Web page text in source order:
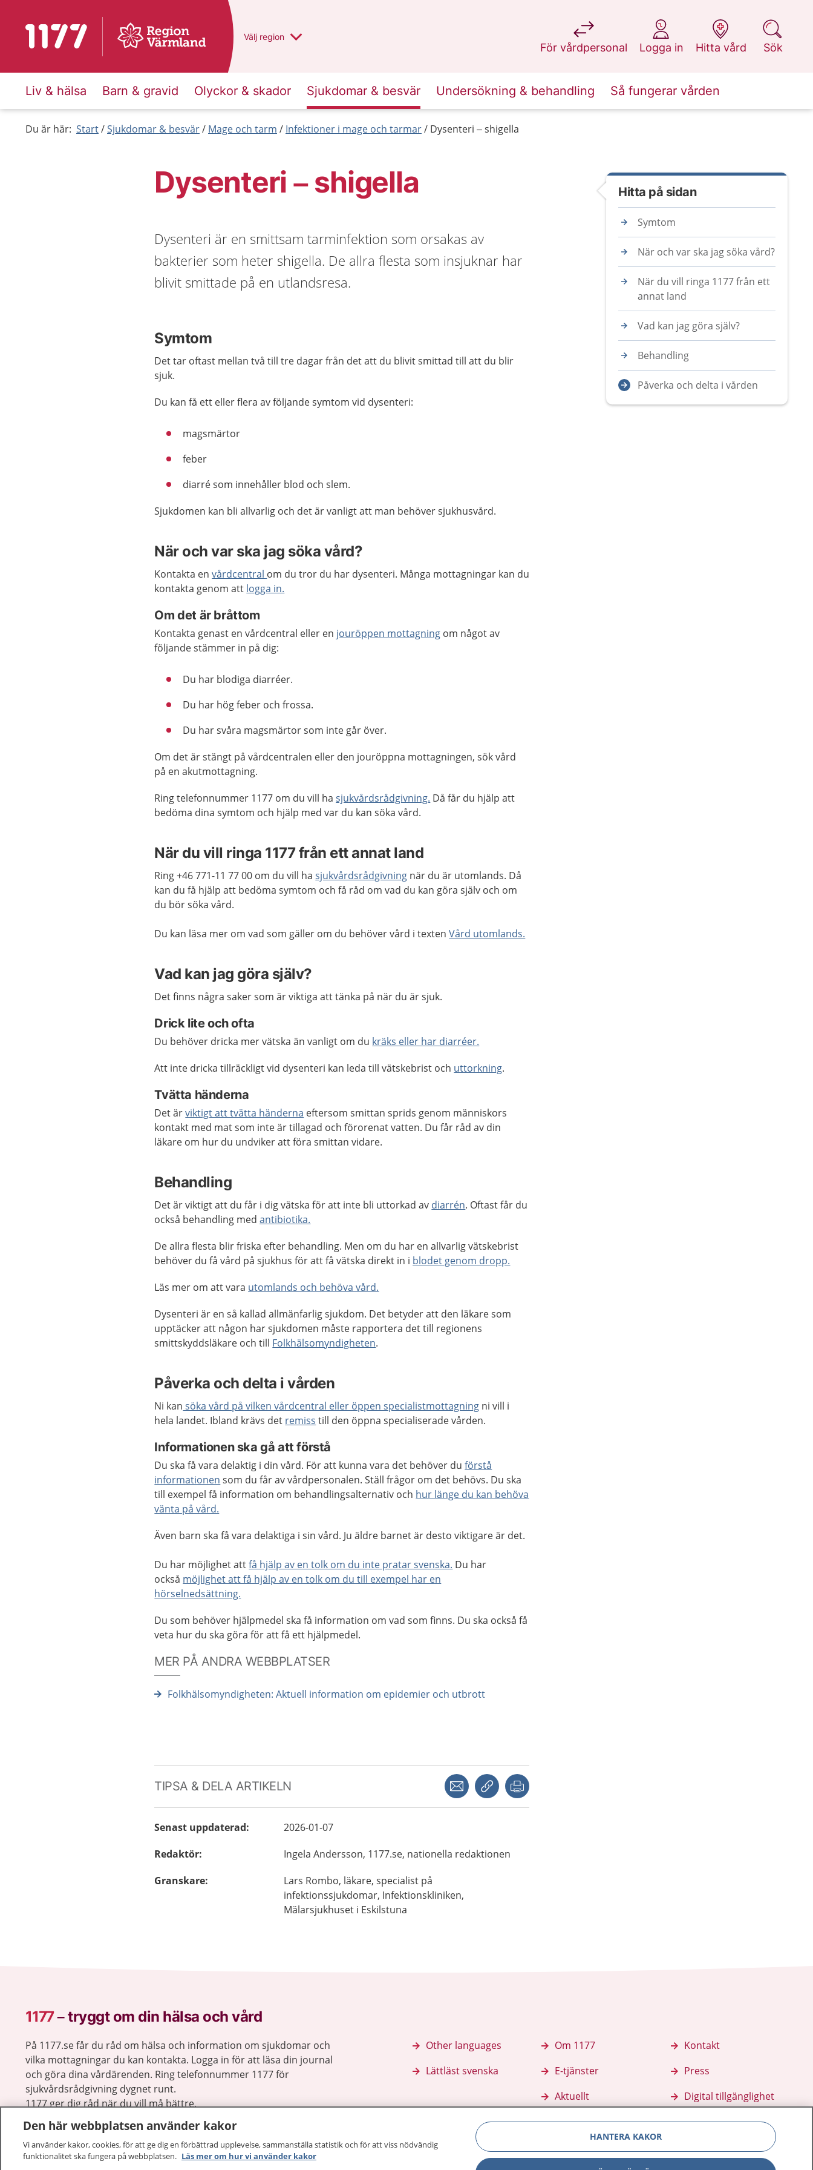
Till startsidan för 1177 Du har valt region
Välj en annan
region
För vårdpersonal
på 1177.se
Logga in
på 1177.se
Hitta vård
på 1177.se
Sök
på 1177.se
Liv & hälsa Barn & gravid Olyckor & skador Sjukdomar & besvär Undersökning & behandling Så fungerar vården
Du är här: Start Sjukdomar & besvär Mage och tarm Infektioner i mage och tarmar Dysenteri – shigella
Dysenteri – shigella
Dysenteri är en smittsam tarminfektion som orsakas av
bakterier som heter shigella. De allra flesta som insjuknar har
blivit smittade på en utlandsresa.
Symtom
Det tar oftast mellan två till tre dagar från det att du blivit smittad till att du blir
sjuk.
Du kan få ett eller flera av följande symtom vid dysenteri:
magsmärtor
feber
diarré som innehåller blod och slem.
Sjukdomen kan bli allvarlig och det är vanligt att man behöver sjukhusvård.
När och var ska jag söka vård?
Kontakta envårdcentral om du tror du har dysenteri. Många mottagningar kan du
kontakta genom att logga in.
Om det är bråttom
Kontakta genast en vårdcentral eller en jouröppen mottagning om något av
följande stämmer in på dig:
Du har blodiga diarréer.
Du har hög feber och frossa.
Du har svåra magsmärtor som inte går över.
Om det är stängt på vårdcentralen eller den jouröppna mottagningen, sök vård
på en akutmottagning.
Ring telefonnummer 1177 om du vill hasjukvårdsrådgivning. Då får du hjälp att
bedöma dina symtom och hjälp med var du kan söka vård.
När du vill ringa 1177 från ett annat land
Ring +46 771-11 77 00 om du vill hasjukvårdsrådgivning när du är utomlands. Då
kan du få hjälp att bedöma symtom och få råd om vad du kan göra själv och om
du bör söka vård.
Du kan läsa mer om vad som gäller om du behöver vård i textenVård utomlands.
Vad kan jag göra själv?
Det finns några saker som är viktiga att tänka på när du är sjuk.
Drick lite och ofta
Du behöver dricka mer vätska än vanligt om du kräks eller har diarréer.
Att inte dricka tillräckligt vid dysenteri kan leda till vätskebrist och uttorkning.
Tvätta händerna
Det ärviktigt att tvätta händerna eftersom smittan sprids genom människors
kontakt med mat som inte är tillagad och förorenat vatten. Du får råd av din
läkare om hur du undviker att föra smittan vidare.
Behandling
Det är viktigt att du får i dig vätska för att inte bli uttorkad av diarrén. Oftast får du
också behandling medantibiotika.
De allra flesta blir friska efter behandling. Men om du har en allvarlig vätskebrist
behöver du få vård på sjukhus för att få vätska direkt in i blodet genom dropp.
Läs mer om att vara utomlands och behöva vård.
Dysenteri är en så kallad allmänfarlig sjukdom. Det betyder att den läkare som
upptäcker att någon har sjukdomen måste rapportera det till regionens
smittskyddsläkare och till Folkhälsomyndigheten.
Påverka och delta i vården
Ni kan söka vård på vilken vårdcentral eller öppen specialistmottagning ni vill i
hela landet. Ibland krävs det remiss till den öppna specialiserade vården.
Informationen ska gå att förstå
Du ska få vara delaktig i din vård. För att kunna vara det behöver duförstå
informationen som du får av vårdpersonalen. Ställ frågor om det behövs. Du ska
till exempel få information om behandlingsalternativ och hur länge du kan behöva
vänta på vård.
Även barn ska få vara delaktiga i sin vård. Ju äldre barnet är desto viktigare är det.
Du har möjlighet attfå hjälp av en tolk om du inte pratar svenska. Du har
också möjlighet att få hjälp av en tolk om du till exempel har en
hörselnedsättning.
Du som behöver hjälpmedel ska få information om vad som finns. Du ska också få
veta hur du ska göra för att få ett hjälpmedel.
MER PÅ ANDRA WEBBPLATSER
Folkhälsomyndigheten: Aktuell information om epidemier och utbrott
TIPSA & DELA ARTIKELN Dela via mejlKopiera länk
Senast uppdaterad:
2026-01-07
Redaktör: Ingela Andersson, 1177.se, nationella redaktionen
Granskare: Lars Rombo, läkare, specialist på
infektionssjukdomar, Infektionskliniken,
Mälarsjukhuset i Eskilstuna
Hitta på sidan
Symtom
När och var ska jag söka vård?
När du vill ringa 1177 från ett
annat land
Vad kan jag göra själv?
Behandling
Påverka och delta i vården
1177–tryggt om din hälsa och vård
På 1177.se får du råd om hälsa och information om sjukdomar och
vilka mottagningar du kan kontakta. Logga in för att läsa din journal
och göra dina vårdärenden. Ring telefonnummer 1177 för
sjukvårdsrådgivning dygnet runt.
1177 ger dig råd när du vill må bättre.
Other languages
Lättläst svenska
Om 1177
E-tjänster
Aktuellt
Kontakt
Press
Digital tillgänglighet
Den här webbplatsen använder kakor
Vi använder kakor, cookies, för att ge dig en förbättrad upplevelse, sammanställa statistik och för att viss nödvändig
funktionalitet ska fungera på webbplatsen. Läs mer om hur vi använder kakor
HANTERA KAKOR